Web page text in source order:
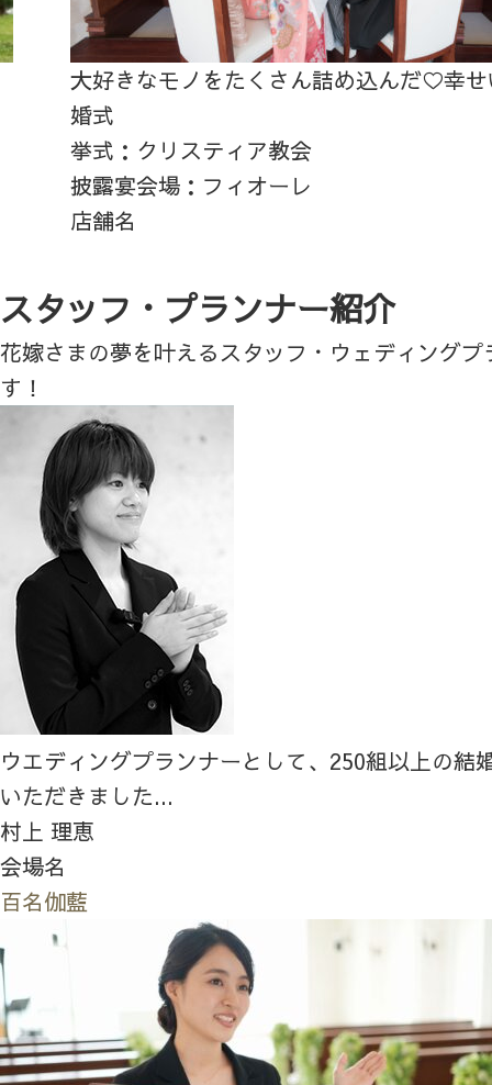
大好きなモノをたくさん詰め込んだ♡幸
婚式
挙式：クリスティア教会
披露宴会場：フィオーレ
店舗名
スタッフ・プランナー紹介
花嫁さまの夢を叶えるスタッフ・ウェディング
す！
ウエディングプランナーとして、250組以上の結
いただきました...
村上 理恵
会場名
百名伽藍